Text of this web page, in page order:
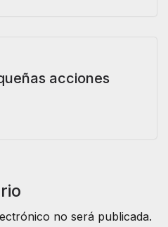
acciones
no será publicada.